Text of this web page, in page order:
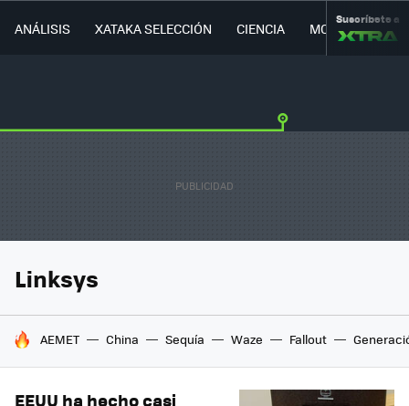
ANÁLISIS XATAKA SELECCIÓN CIENCIA MOVILIDAD
Suscríbete a
Linksys
HOY SE HABLA DE
AEMET China Sequía Waze Fallout
EEUU ha hecho casi